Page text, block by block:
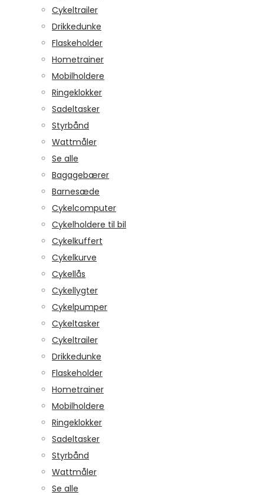
Cykeltrailer
Drikkedunke
Flaskeholder
Hometrainer
Mobilholdere
Ringeklokker
Sadeltasker
Styrbånd
Wattmåler
Se alle
Bagagebærer
Barnesæde
Cykelcomputer
Cykelholdere til bil
Cykelkuffert
Cykelkurve
Cykellås
Cykellygter
Cykelpumper
Cykeltasker
Cykeltrailer
Drikkedunke
Flaskeholder
Hometrainer
Mobilholdere
Ringeklokker
Sadeltasker
Styrbånd
Wattmåler
Se alle